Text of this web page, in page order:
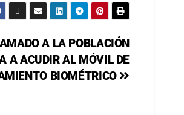
A LA POBLACIÓN
A ACUDIR AL MÓVIL DE
BIOMÉTRICO